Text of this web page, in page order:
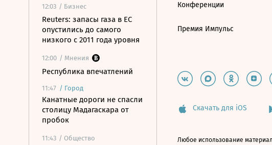
12:03 / Бизнес
Reuters: запасы газа в ЕС
опустились до самого
низкого с 2011 года уровня
12:00 / Мнения
Республика впечатлений
11:47 / Город
Канатные дороги не спасли
столицу Мадагаскара от
пробок
11:43 / Общество
Конференции
Премия Импульс
Скачать для iOS
Любое использование